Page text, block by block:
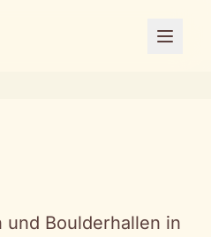
Menü
und Boulderhallen in